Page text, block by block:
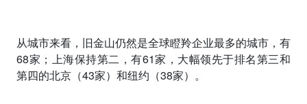
从城市来看，旧金山仍然是全球瞪羚企业最多的城市，有
68家；上海保持第二，有61家，大幅领先于排名第三和
第四的北京（43家）和纽约（38家）。